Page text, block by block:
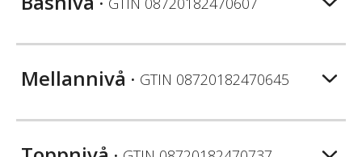
Mellannivå • GTIN 08720182470645